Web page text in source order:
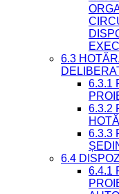
6.3
6.3.1
6.3.2
6.3.3
6.4
6.4.1